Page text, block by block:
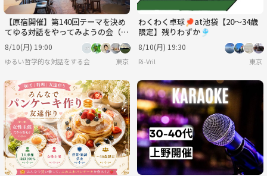
【原宿開催】第140回テーマを決め
てゆる対話をやってみようの会（人
は環境で変われるのか？）
8/10(月) 19:00
ゆるい哲学的な対話をする会 東京
わくわく卓球🏓at池袋【20〜34歳
限定】残りわずか🎐
8/10(月) 19:30
Ri-Vril 東京